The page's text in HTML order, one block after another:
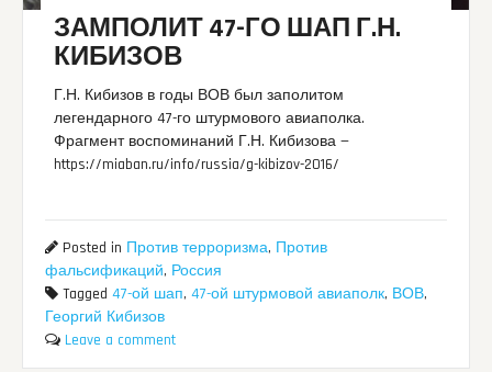
ЗАМПОЛИТ 47-ГО ШАП Г.Н.
КИБИЗОВ
Г.Н. Кибизов в годы ВОВ был заполитом
легендарного 47-го штурмового авиаполка.
Фрагмент воспоминаний Г.Н. Кибизова —
https://miaban.ru/info/russia/g-kibizov-2016/
Posted in Против терроризма, Против
фальсификаций, Россия
Tagged47-ой шап,47-ой штурмовой авиаполк, ВОВ,
Георгий Кибизов
Leave a comment